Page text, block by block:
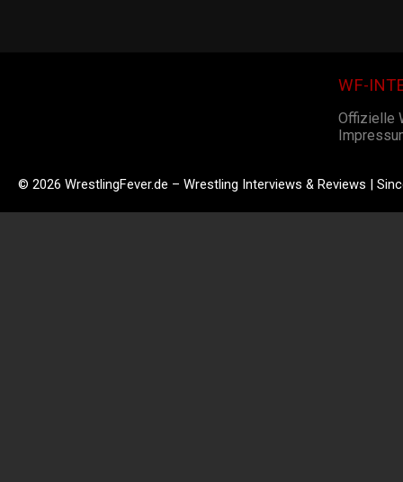
WF-
Offizielle
© 2026 WrestlingFever.de – Wrestling Interviews & Reviews |